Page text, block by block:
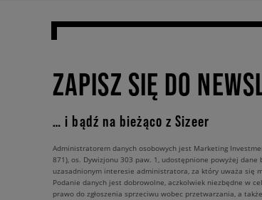
ZAPISZ SIĘ DO
… i bądź na bieżąco z Sizeer
Administratorem danych osobowych jest Marketing
871), os. Dywizjonu 303 paw. 1, udostępnione powyżej
uzasadnionym interesie administratora, za który uważa się
Podanie danych jest dobrowolne, aczkolwiek niezbędne w
prawo do zgłoszenia sprzeciwu wobec przetwarzania, a